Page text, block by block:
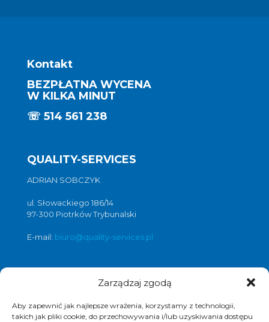
Zarządzaj zgodą
Aby zapewnić jak najlepsze wrażenia, korzystamy z technologii,
takich jak pliki cookie, do przechowywania i/lub uzyskiwania dostępu
Kontakt
BEZPŁATNA WYCENA
W KILKA MINUT
☏ 514 561 238
QUALITY-SERVICES
ADRIAN SOBCZYK
ul. Słowackiego 186/14
97-300 Piotrków Trybunalski
E-mail: biuro@quality-services.pl
Oferta usług czyszczenia posadzek i
czyszczenie posadzek Warszawa,